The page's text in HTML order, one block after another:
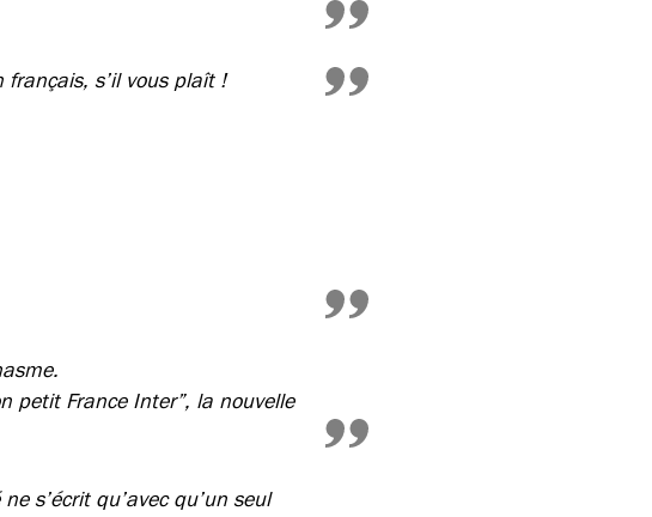
français, s’il vous plaît !
petit France Inter”, la nouvelle
s’écrit qu’avec qu’un seul